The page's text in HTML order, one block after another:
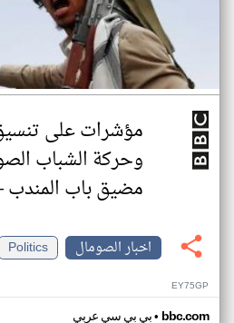
مؤشرات على
وحركة الشباب
مضيق باب المندب
اخبار الصومال
Politics
EY75GP
بي بي سي عربي• bbc.com